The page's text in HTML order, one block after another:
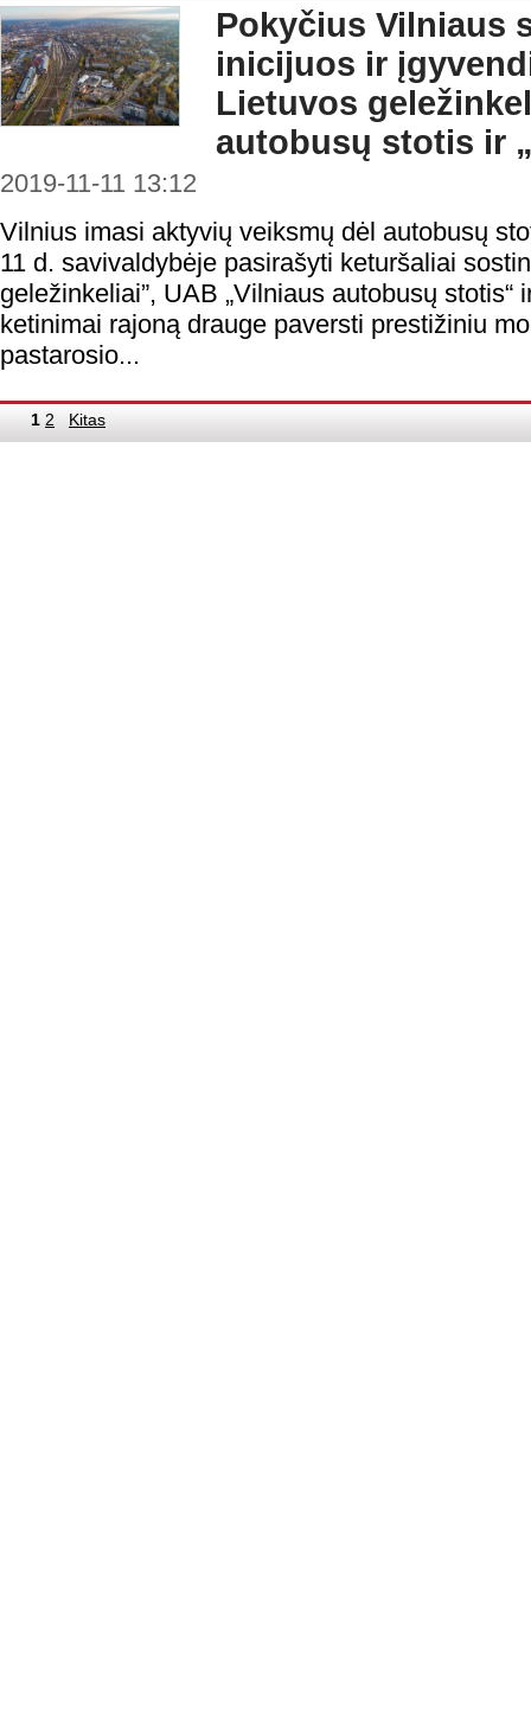
Pokyčius Vilniaus
inicijuos ir
Lietuvos
autobusų stotis ir
2019-11-11 13:12
Vilnius imasi aktyvių veiksmų dėl autobusų
11 d. savivaldybėje pasirašyti keturšaliai
geležinkeliai”, UAB „Vilniaus autobusų stotis“
ketinimai rajoną drauge paversti prestižiniu
pastarosio...
1 2 Kitas